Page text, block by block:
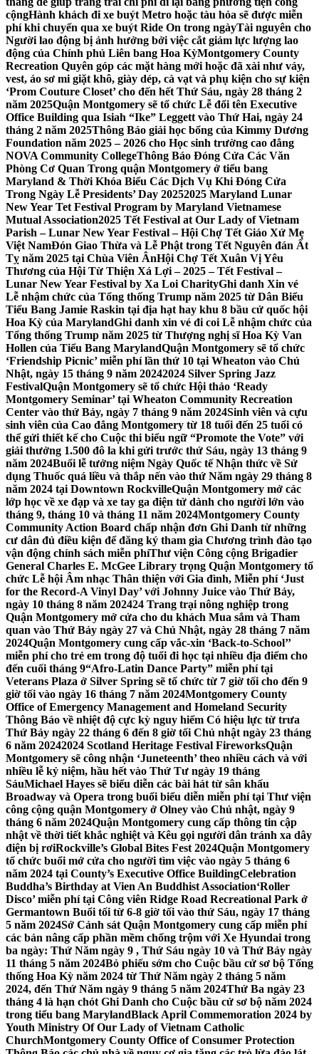
cộngHành khách đi xe buýt Metro hoặc tàu hỏa sẽ được miễn
phí khi chuyển qua xe buýt Ride On trong ngàyTài nguyên cho
Người lao động bị ảnh hưởng bởi việc cắt giảm lực lượng lao
động của Chính phủ Liên bang Hoa KỳMontgomery County
Recreation Quyên góp các mặt hàng mới hoặc đã xài như váy,
vest, áo sơ mi giặt khô, giày dép, cà vạt và phụ kiện cho sự kiện
‘Prom Couture Closet’ cho đến hết Thứ Sáu, ngày 28 tháng 2
năm 2025Quận Montgomery sẽ tổ chức Lễ đổi tên Executive
Office Building qua Isiah “Ike” Leggett vào Thứ Hai, ngày 24
tháng 2 năm 2025Thông Báo giải học bổng của Kimmy Dương
Foundation năm 2025 – 2026 cho Học sinh trường cao đẳng
NOVA Community CollegeThông Báo Đóng Cửa Các Văn
Phòng Cơ Quan Trong quận Montgomery ở tiểu bang
Maryland & Thời Khóa Biểu Các Dịch Vụ Khi Đóng Cửa
Trong Ngày Lễ Presidents’ Day 20252025 Maryland Lunar
New Year Tet Festival Program by Maryland Vietnamese
Mutual Association2025 Tết Festival at Our Lady of Vietnam
Parish – Lunar New Year Festival – Hội Chợ Tết Giáo Xứ Mẹ
Việt NamĐón Giao Thừa và Lễ Phật trong Tết Nguyên đán Ất
Tỵ năm 2025 tại Chùa Viên ÂnHội Chợ Tết Xuân Vị Yêu
Thương của Hội Từ Thiện Xá Lợi – 2025 – Tết Festival –
Lunar New Year Festival by Xa Loi CharityGhi danh Xin vé
Lễ nhậm chức của Tổng thống Trump năm 2025 từ Dân Biểu
Tiểu Bang Jamie Raskin tại địa hạt hay khu 8 bầu cử quốc hội
Hoa Kỳ của MarylandGhi danh xin vé đi coi Lễ nhậm chức của
Tổng thống Trump năm 2025 từ Thượng nghị sĩ Hoa Kỳ Van
Hollen của Tiểu Bang MarylandQuận Montgomery sẽ tổ chức
‘Friendship Picnic’ miễn phí lần thứ 10 tại Wheaton vào Chủ
Nhật, ngày 15 tháng 9 năm 20242024 Silver Spring Jazz
FestivalQuận Montgomery sẽ tổ chức Hội thảo ‘Ready
Montgomery Seminar’ tại Wheaton Community Recreation
Center vào thứ Bảy, ngày 7 tháng 9 năm 2024Sinh viên và cựu
sinh viên của Cao đẳng Montgomery từ 18 tuổi đến 25 tuổi có
thể gửi thiết kế cho Cuộc thi biểu ngữ “Promote the Vote” với
giải thưởng 1.500 đô la khi gửi trước thứ Sáu, ngày 13 tháng 9
năm 2024Buổi lễ tưởng niệm Ngày Quốc tế Nhận thức về Sử
dụng Thuốc quá liều và thắp nến vào thứ Năm ngày 29 tháng 8
năm 2024 tại Downtown RockvilleQuận Montgomery mở các
lớp học về xe đạp và xe tay ga điện tử dành cho người lớn vào
tháng 9, tháng 10 và tháng 11 năm 2024Montgomery County
Community Action Board chấp nhận đơn Ghi Danh từ những
cư dân đủ điều kiện để đăng ký tham gia Chương trình đào tạo
vận động chính sách miễn phíThư viện Công cộng Brigadier
General Charles E. McGee Library trọng Quận Montgomery tổ
chức Lễ hội Âm nhạc Thân thiện với Gia đình, Miễn phí ‘Just
for the Record-A Vinyl Day’ với Johnny Juice vào Thứ Bảy,
ngày 10 tháng 8 năm 202424 Trang trại nông nghiệp trong
Quận Montgomery mở cửa cho du khách Mua sắm và Tham
quan vào Thứ Bảy ngày 27 và Chủ Nhật, ngày 28 tháng 7 năm
2024Quận Montgomery cung cấp vắc-xin ‘Back-to-School’’
miễn phí cho trẻ em trong độ tuổi đi học tại nhiều địa điểm cho
đến cuối tháng 9“Afro-Latin Dance Party” miễn phí tại
Veterans Plaza ở Silver Spring sẽ tổ chức từ 7 giờ tối cho đến 9
giờ tối vào ngày 16 tháng 7 năm 2024Montgomery County
Office of Emergency Management and Homeland Security
Thông Báo về nhiệt độ cực kỳ nguy hiểm Có hiệu lực từ trưa
Thứ Bảy ngày 22 tháng 6 đến 8 giờ tối Chủ nhật ngày 23 tháng
6 năm 20242024 Scotland Heritage Festival FireworksQuận
Montgomery sẽ công nhận ‘Juneteenth’ theo nhiều cách và với
nhiều lễ kỷ niệm, hầu hết vào Thứ Tư ngày 19 tháng
SáuMichael Hayes sẽ biểu diễn các bài hát từ sân khấu
Broadway và Opera trong buổi biểu diễn miễn phí tại Thư viện
công cộng quận Montgomery ở Olney vào Chủ nhật, ngày 9
tháng 6 năm 2024Quận Montgomery cung cấp thông tin cập
nhật về thời tiết khắc nghiệt và Kêu gọi người dân tránh xa dây
điện bị rơiRockville’s Global Bites Fest 2024Quận Montgomery
tổ chức buổi mở cửa cho người tìm việc vào ngày 5 tháng 6
năm 2024 tại County’s Executive Office BuildingCelebration
Buddha’s Birthday at Vien An Buddhist Association‘Roller
Disco’ miễn phí tại Công viên Ridge Road Recreational Park ở
Germantown Buổi tối từ 6-8 giờ tối vào thứ Sáu, ngày 17 tháng
5 năm 2024Sở Cảnh sát Quận Montgomery cung cấp miễn phí
các bản nâng cấp phần mềm chống trộm với Xe Hyundai trong
ba ngày: Thứ Năm ngày 9 , Thứ Sáu ngày 10 và Thứ Bảy ngày
11 tháng 5 năm 2024Bỏ phiếu sớm cho Cuộc bầu cử sơ bộ Tổng
thống Hoa Kỳ năm 2024 từ Thứ Năm ngày 2 tháng 5 năm
2024, đến Thứ Năm ngày 9 tháng 5 năm 2024Thứ Ba ngày 23
tháng 4 là hạn chót Ghi Danh cho Cuộc bầu cử sơ bộ năm 2024
trong tiểu bang MarylandBlack April Commemoration 2024 by
Youth Ministry Of Our Lady of Vietnam Catholic
ChurchMontgomery County Office of Consumer Protection